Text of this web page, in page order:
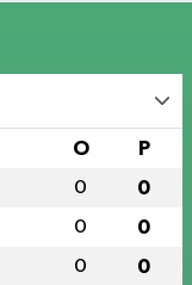
O P
0 0
0 0
0 0